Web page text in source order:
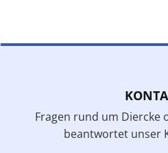
Fragen rund um Diercke
beantwortet unser